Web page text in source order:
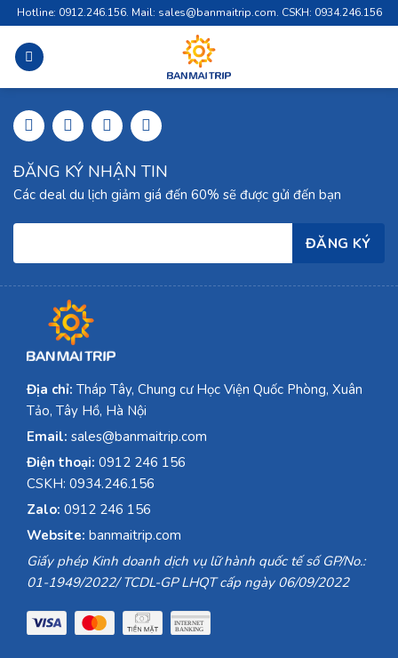
Skip
to
content
Hotline: 0912.246.156. Mail: sales@banmaitrip.com. CSKH: 0934.246.156
ĐĂNG KÝ NHẬN TIN
Các deal du lịch giảm giá đến 60% sẽ được gửi đến bạn
Địa chỉ: Tháp Tây, Chung cư Học Viện Quốc Phòng, Xuân
Tảo, Tây Hồ, Hà Nội
Email: sales@banmaitrip.com
Điện thoại: 0912 246 156
CSKH: 0934.246.156
Zalo: 0912 246 156
Website: banmaitrip.com
Giấy phép Kinh doanh dịch vụ lữ hành quốc tế số GP/No.:
01-1949/2022/ TCDL-GP LHQT cấp ngày 06/09/2022